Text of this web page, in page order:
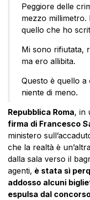
Peggiore delle
mezzo
quello che ho
Mi sono rifiutata,
ma ero allibita.
Questo è quello a
niente di meno.
Repubblica Roma, in
firma di Francesco
ministero
che la realtà è
dalla sala verso il
agenti, è stata sì
addosso alcuni
espulsa dal